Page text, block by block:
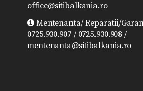
office@sitibalkania.ro
Mentenanta/ Reparatii/
0725.930.907 / 0725.930.908 /
mentenanta@sitibalkania.ro